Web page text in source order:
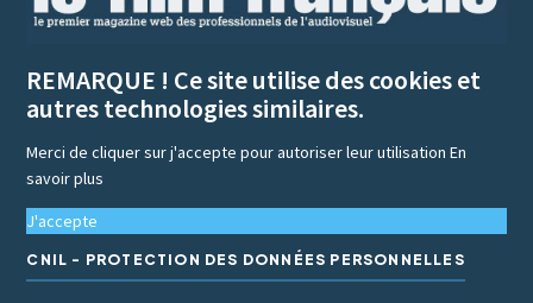
REMARQUE ! Ce site utilise des cookies et
autres technologies similaires.
Merci de cliquer sur j'accepte pour autoriser leur utilisationEn
savoir plus
J'accepte
CNIL - PROTECTION DES DONNÉES PERSONNELLES